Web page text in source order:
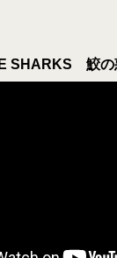
SHARKS 鮫の